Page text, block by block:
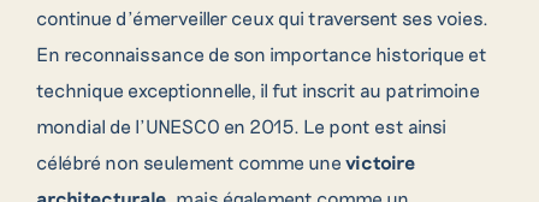
continue d’émerveiller ceux qui traversent ses voies.
En reconnaissance de son importance historique et
technique exceptionnelle, il fut inscrit au patrimoine
mondial de l’UNESCO en 2015. Le pont est ainsi
célébré non seulement comme une victoire
architecturale , mais également comme un